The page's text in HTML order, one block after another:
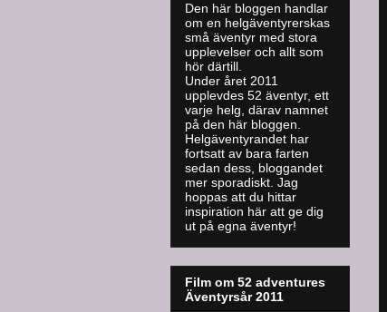
Den här bloggen handlar
om en helgäventyrerskas
små äventyr med stora
upplevelser och allt som
hör därtill.
Under året 2011
upplevdes 52 äventyr, ett
varje helg, därav namnet
på den här bloggen.
Helgäventyrandet har
fortsatt av bara farten
sedan dess, bloggandet
mer sporadiskt. Jag
hoppas att du hittar
inspiration här att ge dig
ut på egna äventyr!
Film om 52 adventures
Äventyrsår 2011